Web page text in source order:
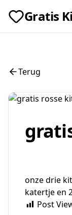
Gratis
Terug
onze drie
katertje en
Post